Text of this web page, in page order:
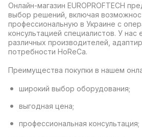
Онлайн-магазин EUROPROFTECH
выбор решений, включая
профессиональную в Украине с
консультацией специалистов. У нас
различных производителей,
потребности HoReCa.
Преимущества покупки в нашем
широкий выбор оборудования;
выгодная цена;
профессиональная консультация;